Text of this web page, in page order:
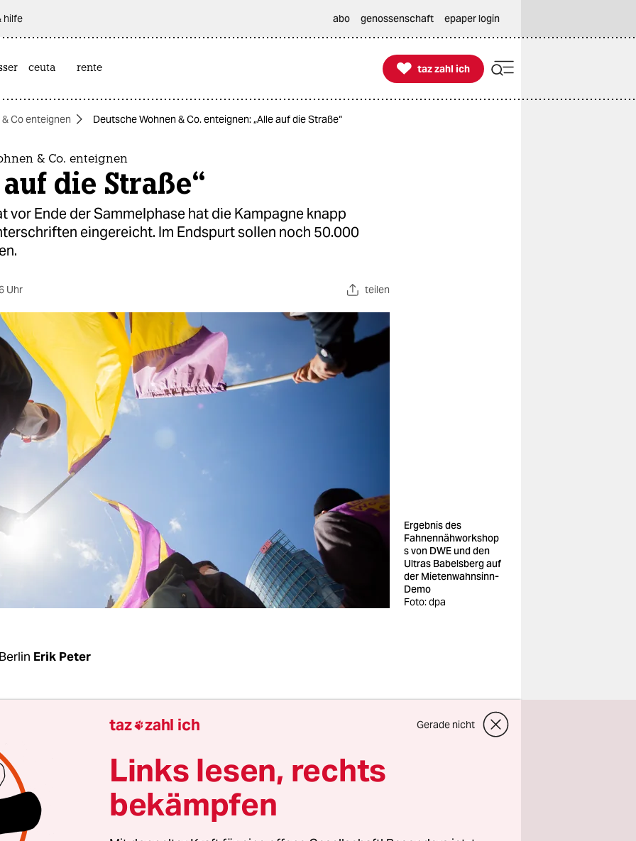
hilfe abo genossenschaft epaper login
ceuta rente 
taz zahl ich
taz zahl ich
Co enteignen Deutsche Wohnen & Co. enteignen: „Alle auf die Straße“
& Co. enteignen
die Straße“
vor Ende der Sammelphase hat die Kampagne knapp
eingereicht. Im Endspurt sollen noch 50.000
Uhr teilen
Ergebnis des
Fahnennähworkshop
s von DWE und den
Ultras Babelsberg auf
der Mietenwahnsinn-
Demo
Foto: dpa
Erik Peter
Volksbegehren Deutsche Wohnen & Co.
: Einen Monat vor dem Ende der Sammelphase am 25. Juni
bereits 197.000 Unterschriften eingereicht, wie der
am Mittwoch mitteilte. Geprüft wurden bislang
97.154 davon sind gültig. Der Anteil ungültiger
beträgt damit 29,9 Prozent.
taz zahl ich Gerade nicht
Links lesen, rechts
bekämpfen